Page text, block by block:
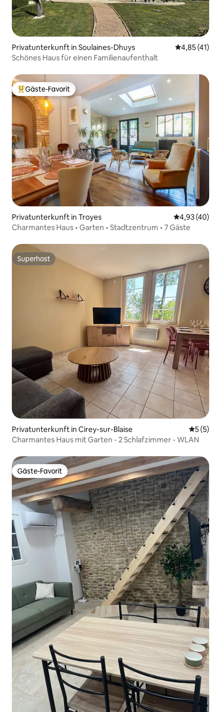
Privatunterkunft in Soulaines-Dhuys
4,85 (41)
Schönes Haus für einen Familienaufenthalt
Beliebter Gäste-Favorit.
Gäste-Favorit
Privatunterkunft in Troyes
4,93 (40)
Charmantes Haus • Garten • Stadtzentrum • 7 Gäste
Superhost
Superhost
Privatunterkunft in Cirey-sur-Blaise
5 (5)
Charmantes Haus mit Garten - 2 Schlafzimmer - WLAN
Gäste-Favorit
Gäste-Favorit